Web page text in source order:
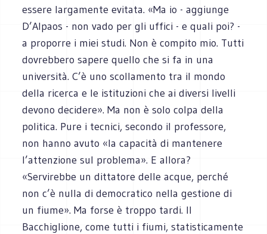
essere largamente evitata. «Ma io - aggiunge
D’Alpaos - non vado per gli uffici - e quali poi? -
a proporre i miei studi. Non è compito mio. Tutti
dovrebbero sapere quello che si fa in una
università. C’è uno scollamento tra il mondo
della ricerca e le istituzioni che ai diversi livelli
devono decidere». Ma non è solo colpa della
politica. Pure i tecnici, secondo il professore,
non hanno avuto «la capacità di mantenere
l’attenzione sul problema». E allora?
«Servirebbe un dittatore delle acque, perché
non c’è nulla di democratico nella gestione di
un fiume». Ma forse è troppo tardi. Il
Bacchiglione, come tutti i fiumi, statisticamente